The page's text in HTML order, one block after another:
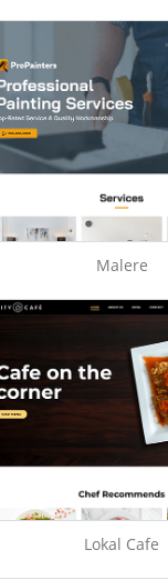
Malere
Lokal Cafe